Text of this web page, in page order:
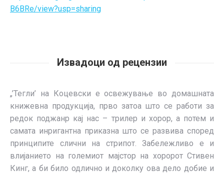
B6BRe/view?usp=sharing
Извадоци од рецензии
„’Тегли’ на Коцевски е освежување во домашната
книжевна продукција, прво затоа што се работи за
редок поджанр кај нас – трилер и хорор, а потем и
самата инригантна приказна што се развива според
принципите слични на стрипот. Забележливо е и
влијанието на големиот мајстор на хоророт Стивен
Кинг, а би било одлично и доколку ова дело добие и